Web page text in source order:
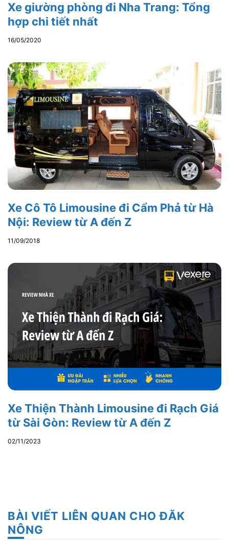
Xe giường phòng đi Nha Trang: Tổng
hợp chi tiết nhất
16/05/2020
Xe Cô Tô Limousine đi Cẩm Phả từ Hà
Nội: Review từ A đến Z
11/09/2018
Xe Thiện Thành Limousine đi Rạch Giá
từ Sài Gòn: Review từ A đến Z
02/11/2023
BÀI VIẾT LIÊN QUAN CHO ĐĂK
NÔNG